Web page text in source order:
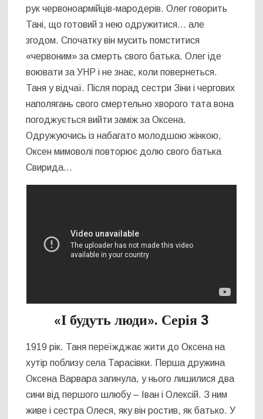
рук червоноармійців-мародерів. Олег говорить
Тані, що готовий з нею одружитися… але
згодом. Спочатку він мусить помститися
«червоним» за смерть свого батька. Олег іде
воювати за УНР і не знає, коли повернеться.
Таня у відчаї. Після порад сестри Зіни і чергових
наполягань свого смертельно хворого тата вона
погоджується вийти заміж за Оксена.
Одружуючись із набагато молодшою жінкою,
Оксен мимоволі повторює долю свого батька
Свирида…
«І будуть люди». Серія 3
1919 рік. Таня переїжджає жити до Оксена на
хутір поблизу села Тарасівки. Перша дружина
Оксена Варвара загинула, у нього лишилися два
сини від першого шлюбу – Іван і Олексій. З ним
живе і сестра Олеся, яку він ростив, як батько. У